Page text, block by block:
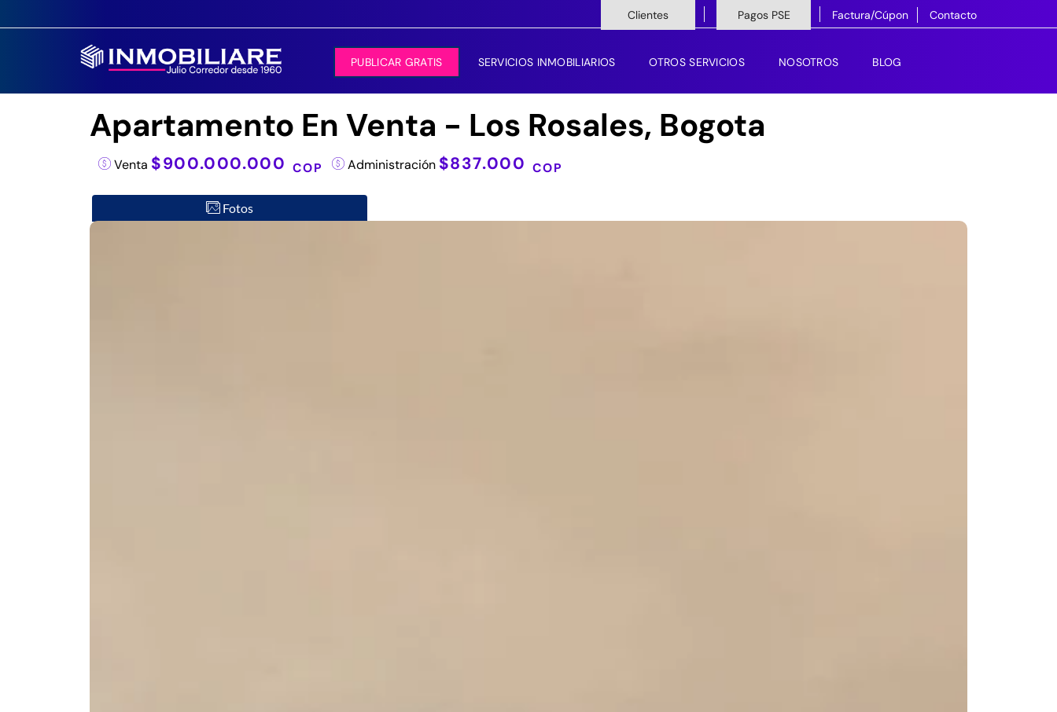
Clientes Pagos PSE Factura/Cúpon Contacto
PUBLICAR GRATIS SERVICIOS INMOBILIARIOS OTROS SERVICIOS NOSOTROS BLOG
Apartamento En Venta - Los Rosales, Bogota
Venta $900.000.000 COP Administración $837.000 COP
Fotos